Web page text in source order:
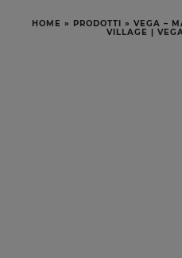
HOME » PRODOTTI » VEGA –
VILLAGE |